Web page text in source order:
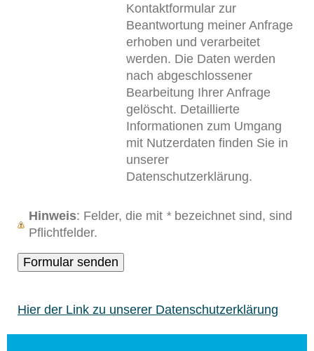
Kontaktformular zur
Beantwortung meiner Anfrage
erhoben und verarbeitet
werden. Die Daten werden
nach abgeschlossener
Bearbeitung Ihrer Anfrage
gelöscht. Detaillierte
Informationen zum Umgang
mit Nutzerdaten finden Sie in
unserer
Datenschutzerklärung.
Hinweis : Felder, die mit *bezeichnet sind, sind
Pflichtfelder.
Hier der Link zu unserer Datenschutzerklärung